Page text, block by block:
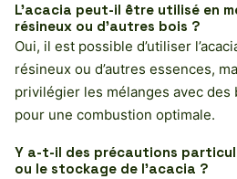
L’acacia peut-il être utilisé en
résineux ou d’autres bois ?
Oui, il est possible d’utiliser
résineux ou d’autres essences,
privilégier les mélanges avec
pour une combustion optimale.
Y a-t-il des précautions
ou le stockage de l’acacia ?